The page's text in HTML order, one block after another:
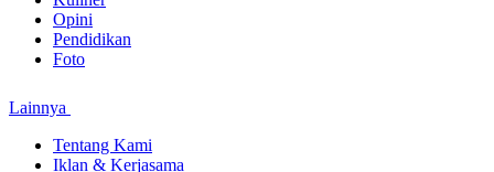
Opini
Pendidikan
Foto
Lainnya
Tentang Kami
Iklan & Kerjasama